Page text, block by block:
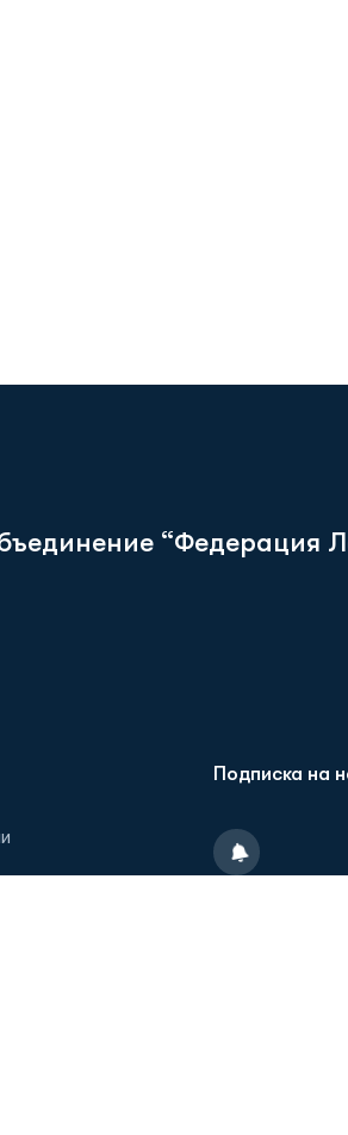
ъединение “Федерация Л
Подписка на